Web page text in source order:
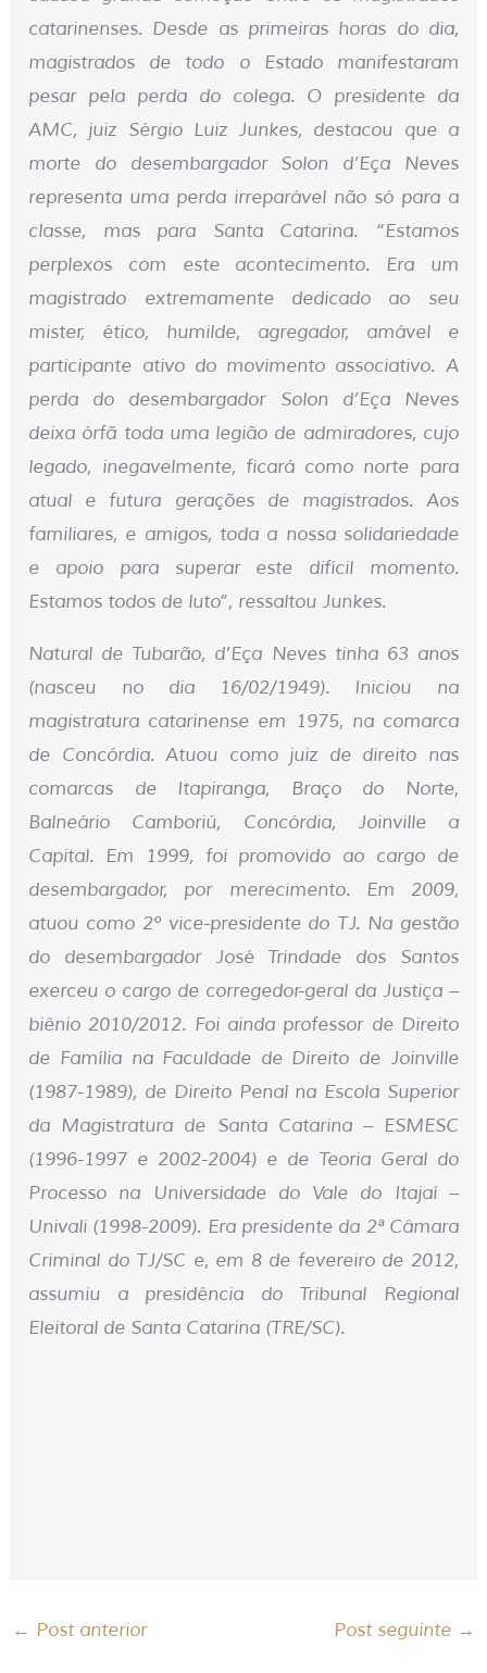
catarinenses. Desde as primeiras horas do dia,
magistrados de todo o Estado manifestaram
pesar pela perda do colega. O presidente da
AMC, juiz Sérgio Luiz Junkes, destacou que a
morte do desembargador Solon d’Eça Neves
representa uma perda irreparável não só para a
classe, mas para Santa Catarina. “Estamos
perplexos com este acontecimento. Era um
magistrado extremamente dedicado ao seu
mister, ético, humilde, agregador, amável e
participante ativo do movimento associativo. A
perda do desembargador Solon d’Eça Neves
deixa órfã toda uma legião de admiradores, cujo
legado, inegavelmente, ficará como norte para
atual e futura gerações de magistrados. Aos
familiares, e amigos, toda a nossa solidariedade
e apoio para superar este difícil momento.
Estamos todos de luto”, ressaltou Junkes.
Natural de Tubarão, d’Eça Neves tinha 63 anos
(nasceu no dia 16/02/1949). Iniciou na
magistratura catarinense em 1975, na comarca
de Concórdia. Atuou como juiz de direito nas
comarcas de Itapiranga, Braço do Norte,
Balneário Camboriú, Concórdia, Joinville a
Capital. Em 1999, foi promovido ao cargo de
desembargador, por merecimento. Em 2009,
atuou como 2º vice-presidente do TJ. Na gestão
do desembargador José Trindade dos Santos
exerceu o cargo de corregedor-geral da Justiça –
biênio 2010/2012. Foi ainda professor de Direito
de Família na Faculdade de Direito de Joinville
(1987-1989), de Direito Penal na Escola Superior
da Magistratura de Santa Catarina – ESMESC
(1996-1997 e 2002-2004) e de Teoria Geral do
Processo na Universidade do Vale do Itajaí –
Univali (1998-2009). Era presidente da 2ª Câmara
Criminal do TJ/SC e, em 8 de fevereiro de 2012,
assumiu a presidência do Tribunal Regional
Eleitoral de Santa Catarina (TRE/SC).
← Post anterior Post seguinte →